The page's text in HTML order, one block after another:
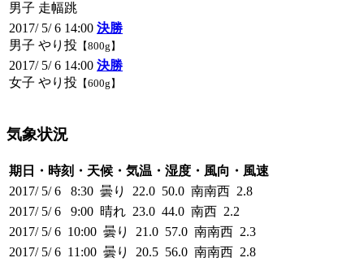
男子 走幅跳
2017/ 5/ 6 14:00 決勝
男子 やり投 【800g】
2017/ 5/ 6 14:00 決勝
女子 やり投 【600g】
気象状況
期日・時刻・天候・気温・湿度・風向・風速
2017/ 5/ 6 8:30 曇り 22.0 50.0 南南西 2.8
2017/ 5/ 6 9:00 晴れ 23.0 44.0 南西 2.2
2017/ 5/ 6 10:00 曇り 21.0 57.0 南南西 2.3
2017/ 5/ 6 11:00 曇り 20.5 56.0 南南西 2.8